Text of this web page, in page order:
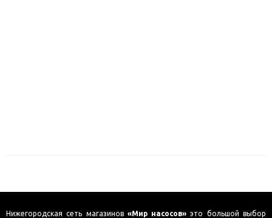
Нижегородская сеть магазинов «Мир насосов» это большой выбор